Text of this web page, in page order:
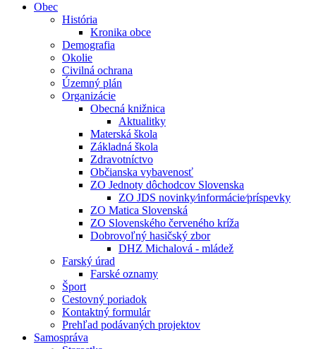
Obec
História
Kronika obce
Demografia
Okolie
Civilná ochrana
Územný plán
Organizácie
Obecná knižnica
Aktualitky
Materská škola
Základná škola
Zdravotníctvo
Občianska vybavenosť
ZO Jednoty dôchodcov Slovenska
ZO JDS novinky⁄informácie⁄príspevky
ZO Matica Slovenská
ZO Slovenského červeného kríža
Dobrovoľný hasičský zbor
DHZ Michalová - mládež
Farský úrad
Farské oznamy
Šport
Cestovný poriadok
Kontaktný formulár
Prehľad podávaných projektov
Samospráva